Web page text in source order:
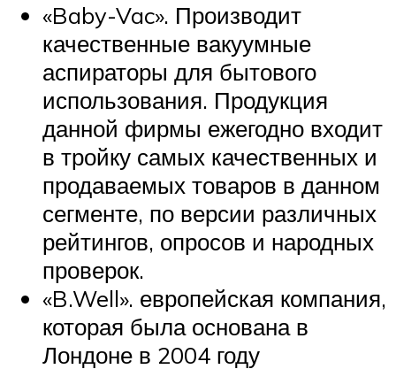
«Baby-Vac». Производит
качественные вакуумные
аспираторы для бытового
использования. Продукция
данной фирмы ежегодно входит
в тройку самых качественных и
продаваемых товаров в данном
сегменте, по версии различных
рейтингов, опросов и народных
проверок.
«B.Well». европейская компания,
которая была основана в
Лондоне в 2004 году